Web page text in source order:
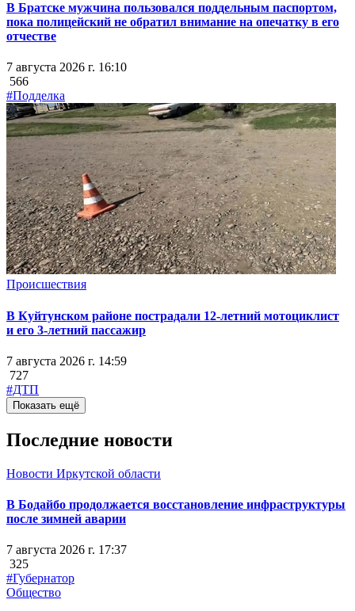
В Братске мужчина пользовался поддельным паспортом,
пока полицейский не обратил внимание на опечатку в его
отчестве
7 августа 2026 г. 16:10
566
#Подделка
Происшествия
В Куйтунском районе пострадали 12-летний мотоциклист
и его 3-летний пассажир
7 августа 2026 г. 14:59
727
#ДТП
Показать ещё
Последние новости
Новости Иркутской области
В Бодайбо продолжается восстановление инфраструктуры
после зимней аварии
7 августа 2026 г. 17:37
325
#Губернатор
Общество